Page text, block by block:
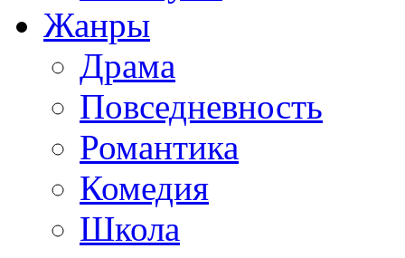
Жанры
Драма
Повседневность
Романтика
Комедия
Школа